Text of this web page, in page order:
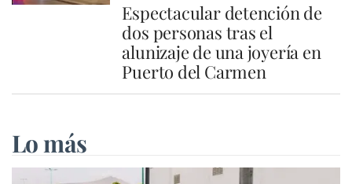
Espectacular detención de
dos personas tras el
alunizaje de una joyería en
Puerto del Carmen
Lo más